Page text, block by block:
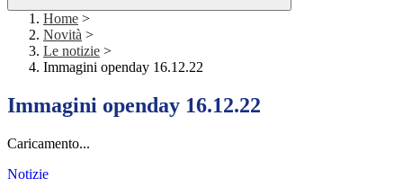
Home >
Novità >
Le notizie >
Immagini openday 16.12.22
Immagini openday 16.12.22
Caricamento...
Notizie